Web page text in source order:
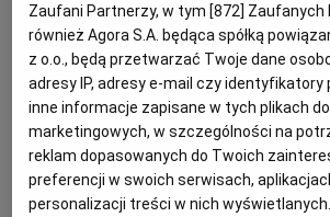
oferty w postępowaniu o
Znaczenie precyzyjnego
oceny ofert w SWZ
Bez względu na przedmiot oraz
cena realizacji zamówienia
Zaufani Partnerzy, w tym [872] Zaufanych
również Agora S.A. będąca spółką
z o.o., będą przetwarzać Twoje dane
adresy IP, adresy e-mail czy identyfikatory
inne informacje zapisane w tych plikach
marketingowych, w szczególności na
reklam dopasowanych do Twoich
preferencji w swoich serwisach,
personalizacji treści w nich